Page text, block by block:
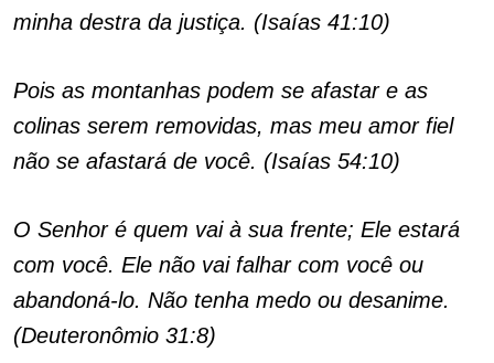
minha destra da justiça. (Isaías 41:10)
Pois as montanhas podem se afastar e as
colinas serem removidas, mas meu amor fiel
não se afastará de você. (Isaías 54:10)
O Senhor é quem vai à sua frente; Ele estará
com você. Ele não vai falhar com você ou
abandoná-lo. Não tenha medo ou desanime.
(Deuteronômio 31:8)